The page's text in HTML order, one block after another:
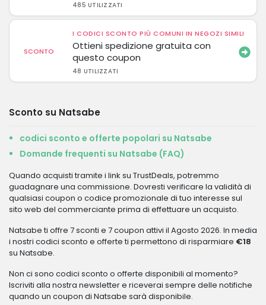
485 UTILIZZATI
SCONTO
I CODICI SCONTO PIÙ COMUNI IN NEGOZI SIMILI
Ottieni spedizione gratuita con
questo coupon
48 UTILIZZATI
Sconto su Natsabe
codici sconto e offerte popolari su Natsabe
Domande frequenti su Natsabe (FAQ)
Quando acquisti tramite i link su TrustDeals, potremmo
guadagnare una commissione. Dovresti verificare la validità di
qualsiasi coupon o codice promozionale di tuo interesse sul
sito web del commerciante prima di effettuare un acquisto.
Natsabe ti offre 7 sconti e 7 coupon attivi il Agosto 2026. In media
i nostri codici sconto e offerte ti permettono di risparmiare €18
su Natsabe.
Non ci sono codici sconto o offerte disponibili al momento?
Iscriviti alla nostra newsletter e riceverai sempre delle notifiche
quando un coupon di Natsabe sarà disponibile.